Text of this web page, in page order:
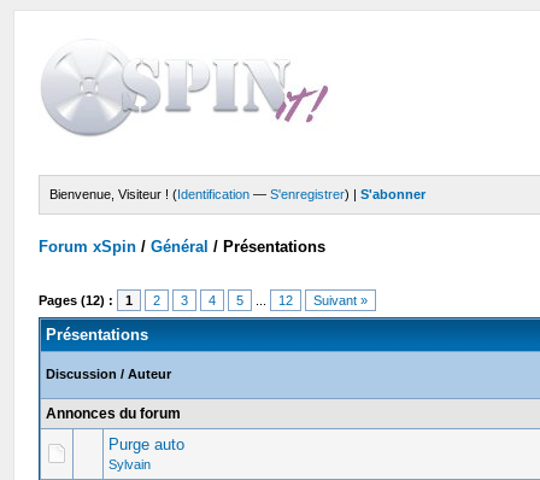
Bienvenue, Visiteur ! (Identification —S'enregistrer) |S'abonner
Forum xSpin /Général / Présentations
Pages (12) : 1 2 3 4 5 12 Suivant »
Présentations
Discussion /Auteur
Annonces du forum
Purge auto
Sylvain